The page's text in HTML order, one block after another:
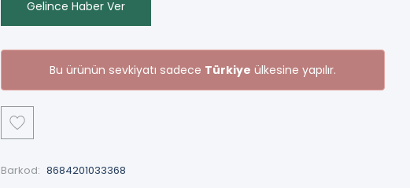
Gelince Haber Ver
Bu ürünün sevkiyatı sadece Türkiye ülkesine yapılır.
Barkod: 8684201033368